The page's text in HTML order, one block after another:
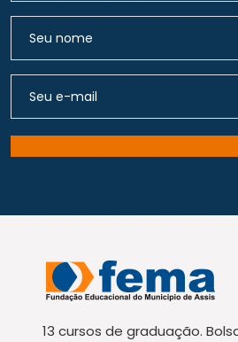
13 cursos de graduação.